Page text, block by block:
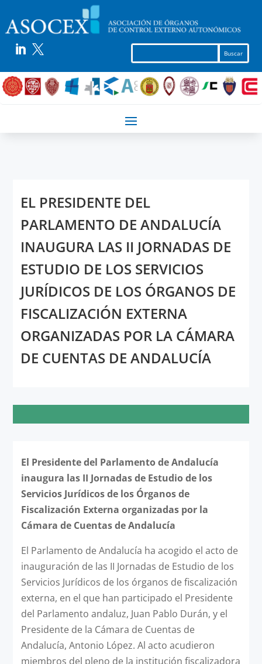
 
EL PRESIDENTE DEL
PARLAMENTO DE ANDALUCÍA
INAUGURA LAS II JORNADAS DE
ESTUDIO DE LOS SERVICIOS
JURÍDICOS DE LOS ÓRGANOS DE
FISCALIZACIÓN EXTERNA
ORGANIZADAS POR LA CÁMARA
DE CUENTAS DE ANDALUCÍA
El Presidente del Parlamento de Andalucía
inaugura las II Jornadas de Estudio de los
Servicios Jurídicos de los Órganos de
Fiscalización Externa organizadas por la
Cámara de Cuentas de Andalucía
El Parlamento de Andalucía ha acogido el acto de
inauguración de las II Jornadas de Estudio de los
Servicios Jurídicos de los órganos de fiscalización
externa, en el que han participado el Presidente
del Parlamento andaluz, Juan Pablo Durán, y el
Presidente de la Cámara de Cuentas de
Andalucía, Antonio López. Al acto acudieron
miembros del pleno de la institución fiscalizadora